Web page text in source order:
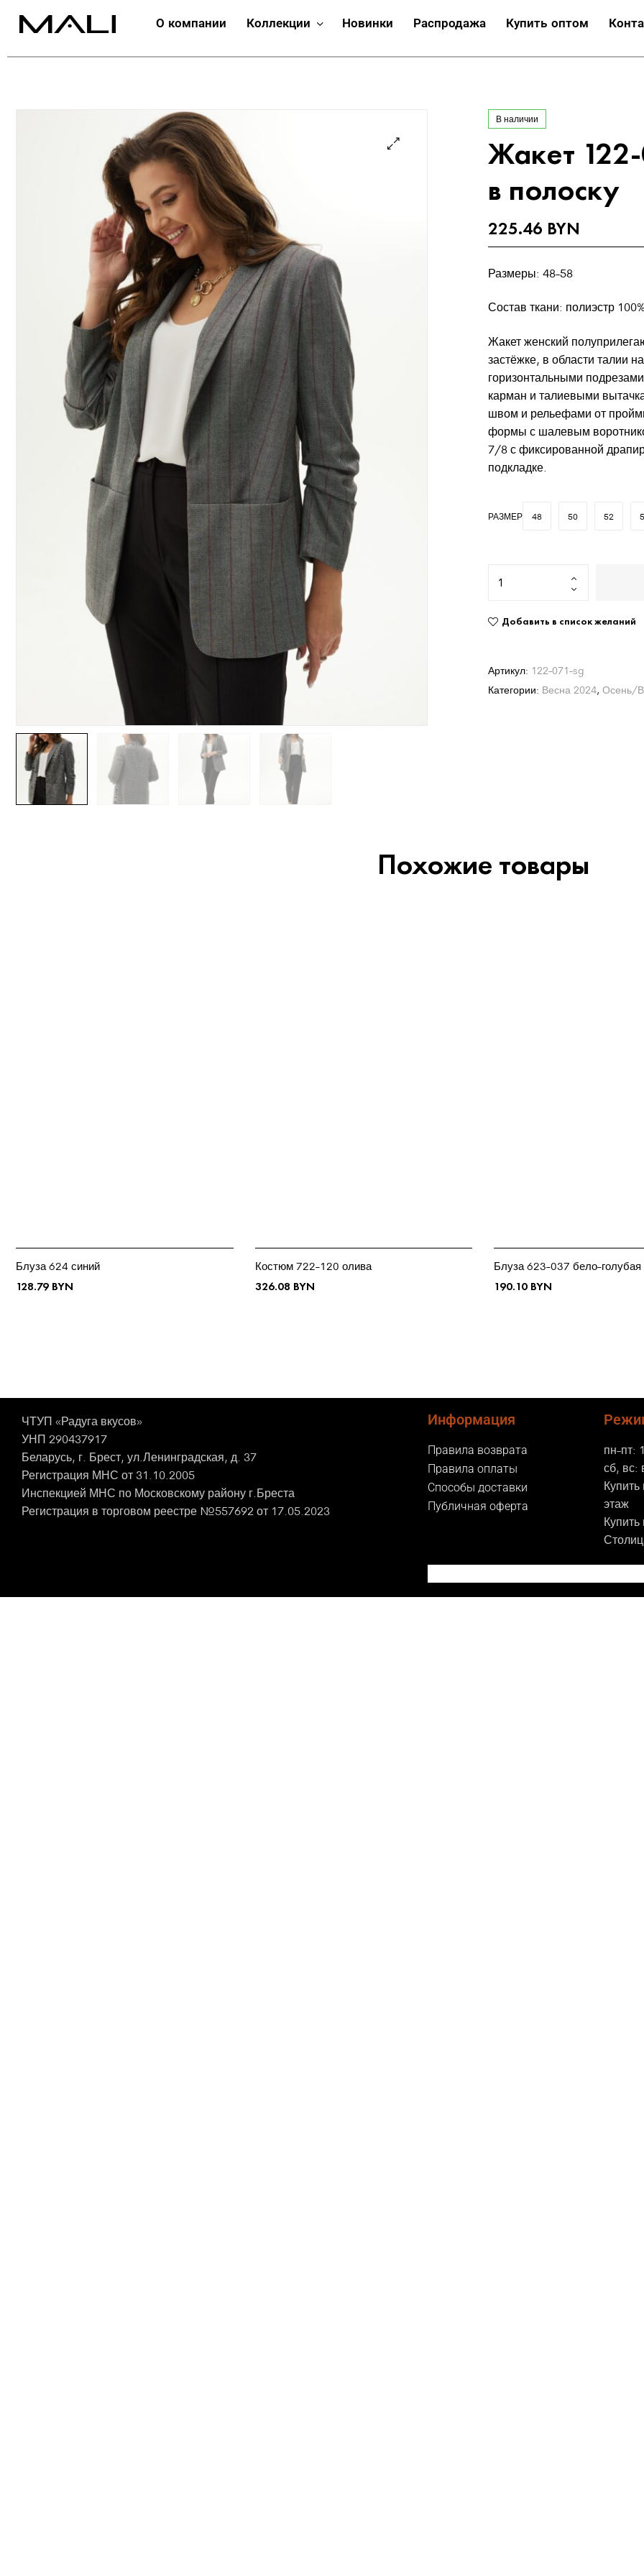
О компании Коллекции Новинки Распродажа Купить оптом
В наличии
Жакет
в полоску
225.46 BYN
Размеры: 48-58
Состав ткани: полиэстр
Жакет женский
застёжке, в области талии
горизонтальными
карман и талиевыми
швом и рельефами от
формы с шалевым
7/8 с фиксированной
подкладке.
РАЗМЕР 48 50 52
Добавить в список желаний
Артикул: 122-071-sg
Категории: Весна 2024, Осень/
Похожие товары
Блуза 624 синий
128.79 BYN
Костюм 722-120 олива
326.08 BYN
Блуза 623-037 бело-голубая
190.10 BYN
ЧТУП «Радуга вкусов»
УНП 290437917
Беларусь, г. Брест, ул.Ленинградская, д. 37
Регистрация МНС от 31.10.2005
Инспекцией МНС по Московскому району г.Бреста
Регистрация в торговом реестре №557692 от 17.05.2023
Информация
Правила возврата
Правила оплаты
Способы доставки
Публичная оферта
пн-пт:
сб, вс:
этаж